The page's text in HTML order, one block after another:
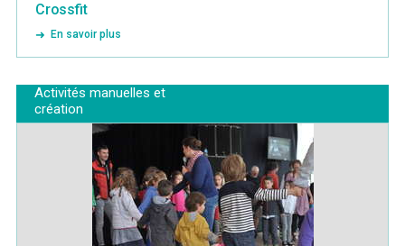
Crossfit
En savoir plus
Activités manuelles et
création